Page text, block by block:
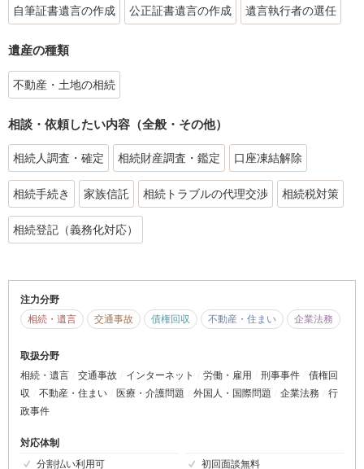
自筆証書遺言の作成 公正証書遺言の作成 遺言執行者の選任
遺産の種類
不動産・土地の相続
相談・依頼したい内容（全般・その他）
相続人調査・確定 相続財産調査・鑑定 口座凍結解除
相続手続き 家族信託 相続トラブルの代理交渉 相続税対策
相続登記（義務化対応）
注力分野
相続・遺言
交通事故 債権回収 不動産・住まい 企業法務
取扱分野
相続・遺言
交通事故 インターネット 労働・雇用 刑事事件
債権回
収
不動産・住まい 医療・介護問題 外国人・国際問題 企業法務
行
政事件
対応体制
分割払い利用可
初回面談無料